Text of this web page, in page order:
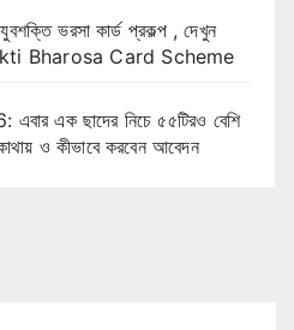
ভরসা কার্ড প্রকল্প , দেখুন
Bharosa Card Scheme
এক ছাদের নিচে ৫৫টিরও বেশি
ও কীভাবে করবেন আবেদন